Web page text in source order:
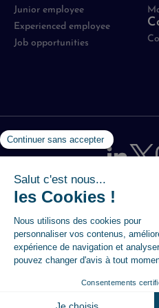
Je suis
Junior employee
Experienced employee
Job opportunities
Mentions légales - Politique
© 2026